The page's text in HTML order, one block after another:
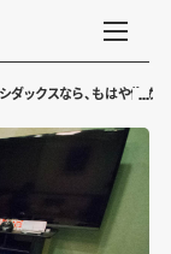
シダックスなら、もはや住め